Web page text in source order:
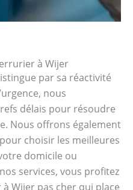
à Wijer
par sa réactivité
nous
délais pour résoudre
Nous offrons également
choisir les meilleures
domicile ou
services, vous profitez
à Wijer pas cher qui place